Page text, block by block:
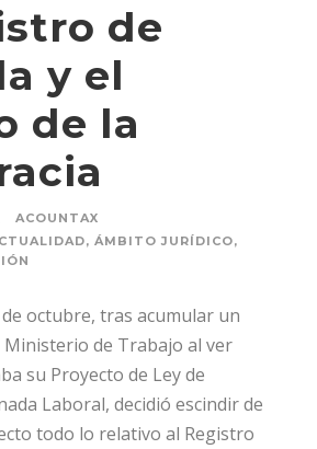
de
y el
de la
ACOUNTAX
, ÁMBITO JURÍDICO,
octubre, tras acumular un
Ministerio de Trabajo al ver
su Proyecto de Ley de
Laboral, decidió escindir de
todo lo relativo al Registro